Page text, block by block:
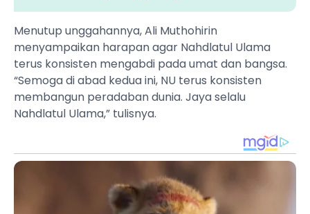
Menutup unggahannya, Ali Muthohirin
menyampaikan harapan agar Nahdlatul Ulama
terus konsisten mengabdi pada umat dan bangsa.
“Semoga di abad kedua ini, NU terus konsisten
membangun peradaban dunia. Jaya selalu
Nahdlatul Ulama,” tulisnya.